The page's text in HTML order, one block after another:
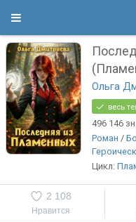
Ольга
весь
496 146
Роман /
Цикл:
Нравится
2 108